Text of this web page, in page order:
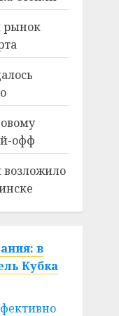
рынок
офф
возложило
в
Кубка